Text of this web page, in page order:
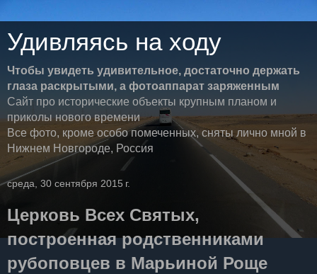
Удивляясь на ходу
Чтобы увидеть удивительное, достаточно держать
глаза раскрытыми, а фотоаппарат заряженным
Сайт про исторические объекты крупным планом и
приколы нового времени
Все фото, кроме особо помеченных, сняты лично мной в
Нижнем Новгороде, Россия
среда, 30 сентября 2015 г.
Церковь Всех Святых,
построенная родственниками
рубоповцев в Марьиной Роще